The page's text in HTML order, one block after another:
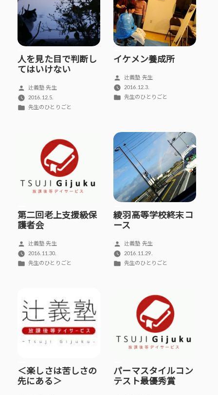
人を見た目で判断し
てはいけない
投
稿
者:
辻義塾 先生
2016.12.5.
カ
先生のひとりごと
イケメン養成所
投
稿
者:
辻義塾 先生
2016.12.3.
カ
ー:
先生のひとりごと
第二回老上支援級保
護者会
投
稿
者:
辻義塾 先生
2016.11.30.
カ
ー:
先生のひとりごと
綾羽高等学校終末コ
ース
投
稿
者:
辻義塾 先生
2016.11.29.
カ
先生のひとりごと
＜楽しさは苦しさの
先にある＞
パーマスタイルコン
テスト最優秀賞